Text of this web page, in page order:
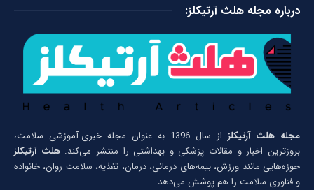
درباره مجله هلث آرتیکلز:
مجله هلث آرتیکلز
از سال 1396 به عنوان مجله خبری-آموزشی سلامت،
بروزترین اخبار و مقالات پزشکی و بهداشتی را منتشر می‌کند.هلث آرتیکلز
حوزه‌هایی مانند ورزش، بیمه‌های درمانی، درمان، تغذیه، سلامت روان، خانواده
و فناوری سلامت را هم پوشش می‌دهد.